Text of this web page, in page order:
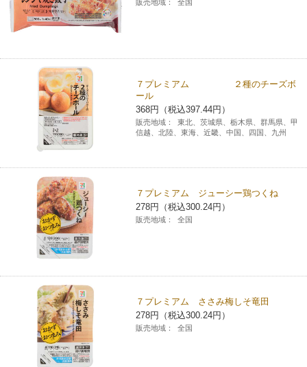
販売地域： 全国
７プレミアム ２種のチーズボ
ール
368円（税込397.44円）
販売地域：
東北、茨城県、栃木県、群馬県、甲
信越、北陸、東海、近畿、中国、四国、九州
７プレミアム ジューシー鶏つくね
278円（税込300.24円）
販売地域： 全国
７プレミアム ささみ梅しそ竜田
278円（税込300.24円）
販売地域： 全国